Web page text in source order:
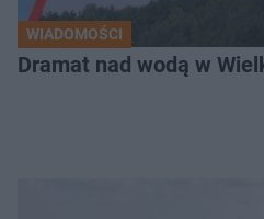
WIADOMOŚCI
Dramat nad wodą w